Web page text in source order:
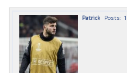
Patrick Posts: